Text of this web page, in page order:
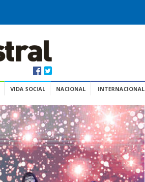
VIDA SOCIAL NACIONAL INTERNACIONAL